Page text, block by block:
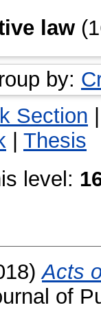
law
by:
Section
| Thesis
level:
Acts
of